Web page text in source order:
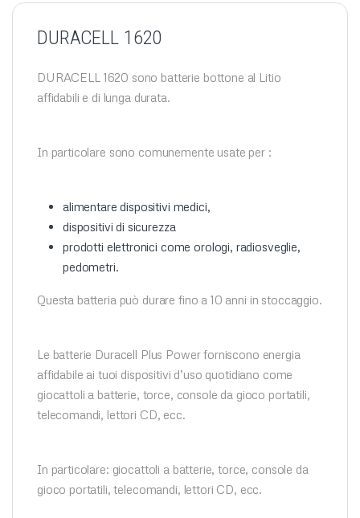
DURACELL 1620
DURACELL 1620 sono batterie bottone al Litio
affidabili e di lunga durata.
In particolare sono comunemente usate per :
alimentare dispositivi medici,
dispositivi di sicurezza
prodotti elettronici come orologi, radiosveglie,
pedometri.
Questa batteria può durare fino a 10 anni in stoccaggio.
Le batterie Duracell Plus Power forniscono energia
affidabile ai tuoi dispositivi d’uso quotidiano come
giocattoli a batterie, torce, console da gioco portatili,
telecomandi, lettori CD, ecc.
In particolare: giocattoli a batterie, torce, console da
gioco portatili, telecomandi, lettori CD, ecc.